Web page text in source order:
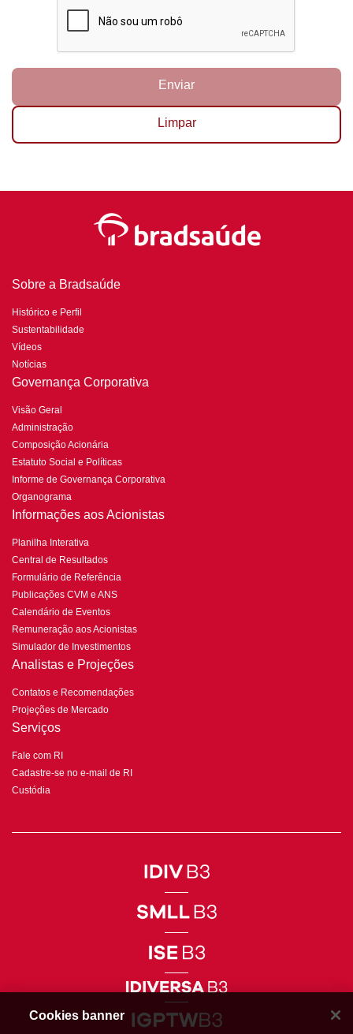
Enviar
Limpar
Sobre a Bradsaúde
Histórico e Perfil
Sustentabilidade
Vídeos
Notícias
Governança Corporativa
Visão Geral
Administração
Composição Acionária
Estatuto Social e Políticas
Informe de Governança Corporativa
Organograma
Informações aos Acionistas
Planilha Interativa
Central de Resultados
Formulário de Referência
Publicações CVM e ANS
Calendário de Eventos
Remuneração aos Acionistas
Simulador de Investimentos
Analistas e Projeções
Contatos e Recomendações
Projeções de Mercado
Serviços
Fale com RI
Cadastre-se no e-mail de RI
Custódia
Cookies banner